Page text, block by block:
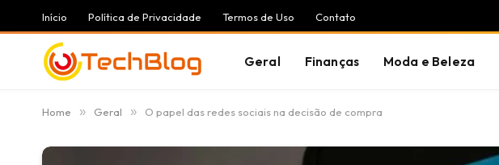
Início Política de Privacidade Termos de Uso Contato
Geral Finanças Moda e Beleza
Home » Geral » O papel das redes sociais na decisão de compra